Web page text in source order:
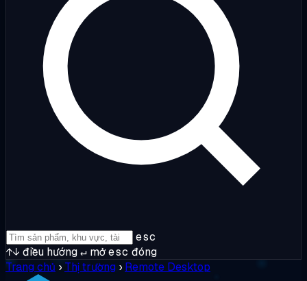
esc
↑↓ điều hướng↵ mởesc đóng
Trang chủ › Thị trường › Remote Desktop